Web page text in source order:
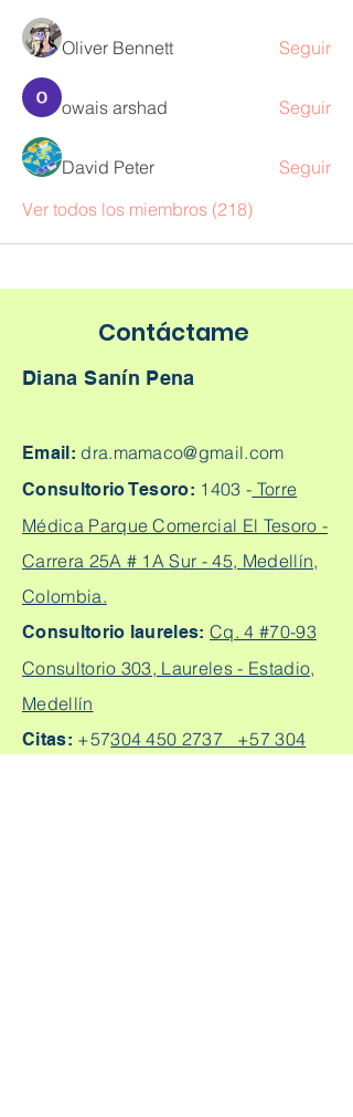
Oliver Bennett Seguir
owais arshad Seguir
David Peter
Seguir
Ver todos los miembros (218)
Contáctame
Diana Sanín Pena
Email: dra.mamaco@gmail.com
Consultorio Tesoro: 1403 - Torre
Médica Parque Comercial El Tesoro -
Carrera 25A # 1A Sur - 45, Medellín,
Colombia.
Consultorio laureles:Cq. 4 #70-93
Consultorio 303, Laureles - Estadio,
Medellín
Citas: +57304 450 2737 +57 304